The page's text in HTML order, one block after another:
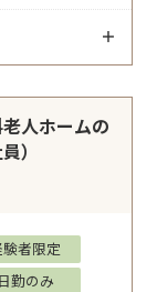
人ホームの
）
者限定
日勤のみ